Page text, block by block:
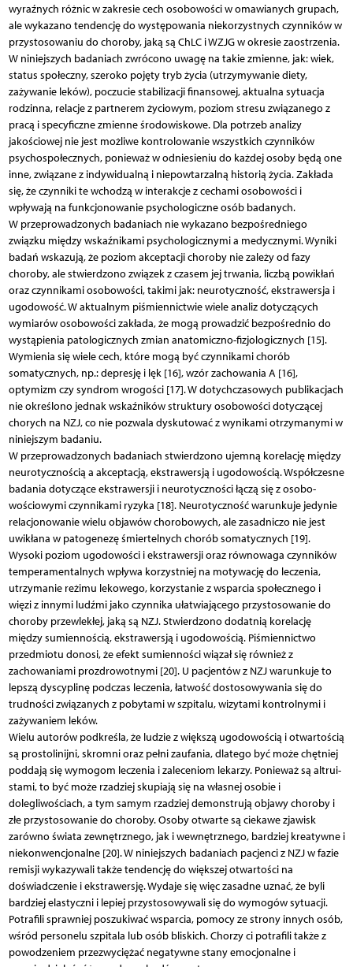
wyraźnych różnic w zakresie cech osobowości w omawianych grupach,
ale wykazano tendencję do występowania niekorzystnych czynników w
przystosowaniu do choroby, jaką są ChLC i WZJG w okresie zaostrzenia.
W niniejszych badaniach zwrócono uwagę na takie zmienne, jak: wiek,
status społeczny, szeroko pojęty tryb życia (utrzymywanie diety,
zażywanie leków), poczucie stabilizacji finansowej, aktualna sytuacja
rodzinna, relacje z partnerem życiowym, poziom stresu związanego z
pracą i specyficzne zmienne środowiskowe. Dla potrzeb analizy
jakościowej nie jest możliwe kontrolowanie wszystkich czynników
psychospołecznych, ponieważ w odniesieniu do każdej osoby będą one
inne, związane z indywidualną i niepowtarzalną historią życia. Zakłada
się, że czynniki te wchodzą w interakcje z cechami osobowości i
wpływają na funkcjonowanie psychologiczne osób badanych.
W przeprowadzonych badaniach nie wykazano bezpośredniego
związku między wskaźnikami psychologicznymi a medycznymi. Wyniki
badań wskazują, że poziom akceptacji choroby nie zależy od fazy
choroby, ale stwierdzono związek z czasem jej trwania, liczbą powikłań
oraz czynnikami osobowości, takimi jak: neurotyczność, ekstrawersja i
ugodowość. W aktualnym piśmiennictwie wiele analiz dotyczących
wymiarów osobowości zakłada, że mogą prowadzić bezpośrednio do
wystąpienia patologicznych zmian anatomiczno-fizjologicznych [15].
Wymienia się wiele cech, które mogą być czynnikami chorób
somatycznych, np.: depresję i lęk [16], wzór zachowania A [16],
optymizm czy syndrom wrogości [17]. W dotychczasowych publikacjach
nie określono jednak wskaźników struktury osobowości dotyczącej
chorych na NZJ, co nie pozwala dyskutować z wynikami otrzymanymi w
niniejszym badaniu.
W przeprowadzonych badaniach stwierdzono ujemną korelację między
neurotycznością a akceptacją, ekstrawersją i ugodowością. Współczesne
badania doty­czące ekstrawersji i neurotyczności łączą się z osobo­
wościowymi czynnikami ryzyka [18]. Neurotyczność warunkuje jedynie
relacjonowanie wielu objawów chorobowych, ale zasadniczo nie jest
uwikłana w patogenezę śmiertelnych chorób somatycznych [19].
Wysoki poziom ugodowości i ekstrawersji oraz równowaga czynników
temperamentalnych wpływa korzystniej na motywację do leczenia,
utrzymanie reżimu lekowego, korzystanie z wsparcia społecznego i
więzi z innymi ludźmi jako czynnika ułatwiającego przystosowanie do
choroby przewlekłej, jaką są NZJ. Stwierdzono dodatnią korelację
między sumiennością, ekstrawersją i ugodowością. Piśmiennictwo
przedmiotu donosi, że efekt sumienności wiązał się również z
zachowaniami pro­zdrowotnymi [20]. U pacjentów z NZJ warunkuje to
lepszą dyscyplinę podczas leczenia, łatwość dostosowywania się do
trudności związanych z pobytami w szpitalu, wizytami kontrolnymi i
zażywaniem leków.
Wielu autorów podkreśla, że ludzie z większą ugodowością i otwartością
są prostolinijni, skromni oraz pełni zaufania, dlatego być może chętniej
poddają się wymogom leczenia i zaleceniom lekarzy. Ponieważ są altrui­
stami, to być może rzadziej skupiają się na własnej osobie i
dolegliwościach, a tym samym rzadziej demonstrują objawy choroby i
złe przystosowanie do choroby. Osoby otwarte są ciekawe zjawisk
zarówno świata zewnętrznego, jak i wewnętrznego, bardziej kreatywne i
niekonwencjonalne [20]. W niniejszych badaniach pacjenci z NZJ w fazie
remisji wykazywali także tendencję do większej otwartości na
doświadczenie i ekstrawersję. Wydaje się więc zasadne uznać, że byli
bardziej elastyczni i lepiej przystosowywali się do wymogów sytuacji.
Potrafili sprawniej poszukiwać wsparcia, pomocy ze strony innych osób,
wśród personelu szpitala lub osób bliskich. Chorzy ci potrafili także z
powodzeniem przezwyciężać negatywne stany emocjonalne i